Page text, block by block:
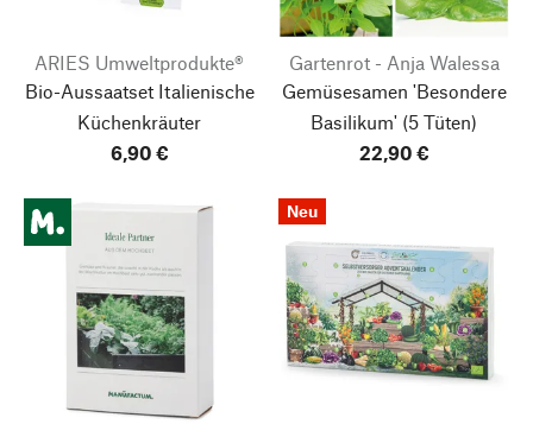
ARIES Umweltprodukte®
Bio-Aussaatset Italienische
Küchenkräuter
6,90 €
Gartenrot - Anja Walessa
Gemüsesamen 'Besondere
Basilikum' (5 Tüten)
22,90 €
Neu